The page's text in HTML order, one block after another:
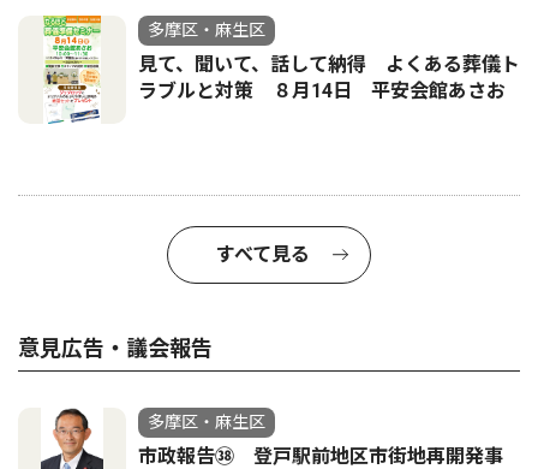
多摩区・麻生区
見て、聞いて、話して納得 よくある葬儀ト
ラブルと対策 ８月14日 平安会館あさお
すべて見る
意見広告・議会報告
多摩区・麻生区
市政報告㊳ 登戸駅前地区市街地再開発事